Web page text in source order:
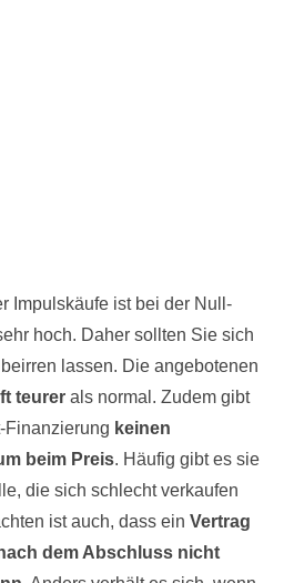
Impulskäufe ist bei der Null-
hoch. Daher sollten Sie sich
lassen. Die angebotenen
teurer als normal. Zudem gibt
Finanzierung keinen
beim Preis. Häufig gibt es sie
die sich schlecht verkaufen
ist auch, dass ein Vertrag
dem Abschluss nicht